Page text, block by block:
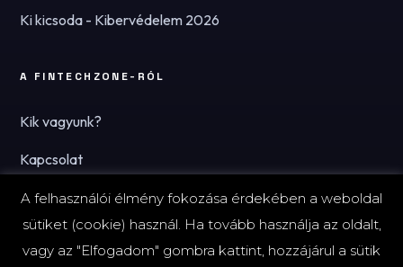
Ki kicsoda - Kibervédelem 2026
A FINTECHZONE-RÓL
Kik vagyunk?
Kapcsolat
Hírlevél
A felhasználói élmény fokozása érdekében a weboldal
sütiket (cookie) használ. Ha tovább használja az oldalt,
vagy az "Elfogadom" gombra kattint, hozzájárul a sütik